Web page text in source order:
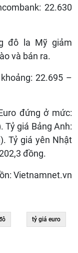
22.630
đô la Mỹ giảm
và bán ra.
22.695 –
đứng ở mức:
Tỷ giá Bảng Anh:
Tỷ giá yên Nhật
đồng.
Vietnamnet.vn
tỷ giá euro